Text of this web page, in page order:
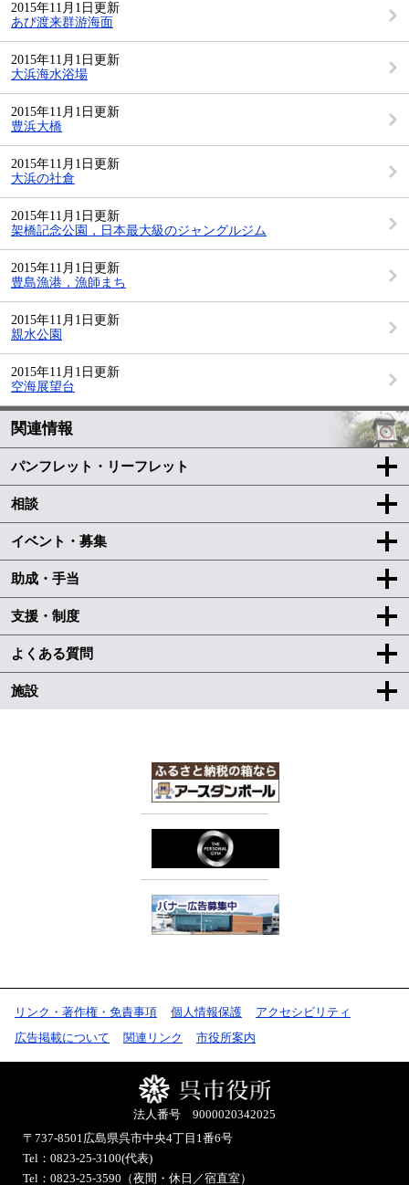
2015年11月1日更新
あび渡来群游海面
2015年11月1日更新
大浜海水浴場
2015年11月1日更新
豊浜大橋
2015年11月1日更新
大浜の社倉
2015年11月1日更新
架橋記念公園，日本最大級のジャングルジム
2015年11月1日更新
豊島漁港，漁師まち
2015年11月1日更新
親水公園
2015年11月1日更新
空海展望台
関連情報
パンフレット・リーフレット
相談
イベント・募集
助成・手当
支援・制度
よくある質問
施設
リンク・著作権・免責事項 個人情報保護
アクセシビリティ
広告掲載について
関連リンク 市役所案内
法人番号 9000020342025
〒737-8501 広島県呉市中央4丁目1番6号
Tel：0823-25-3100(代表)
Tel：0823-25-3590（夜間・休日／宿直室）